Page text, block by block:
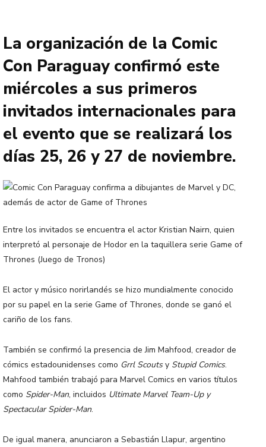
La organización de la Comic
Con Paraguay confirmó este
miércoles a sus primeros
invitados internacionales para
el evento que se realizará los
días 25, 26 y 27 de noviembre.
Entre los invitados se encuentra el actor Kristian Nairn, quien
interpretó al personaje de Hodor en la taquillera serie Game of
Thrones (Juego de Tronos)
El actor y músico norirlandés se hizo mundialmente conocido
por su papel en la serie Game of Thrones, donde se ganó el
cariño de los fans.
También se confirmó la presencia de Jim Mahfood, creador de
cómics estadounidenses como Grrl Scoutsy Stupid Comics.
Mahfood también trabajó para Marvel Comics en varios títulos
como Spider-Man, incluidos Ultimate Marvel Team-Up y
Spectacular Spider-Man.
De igual manera, anunciaron a Sebastián Llapur, argentino